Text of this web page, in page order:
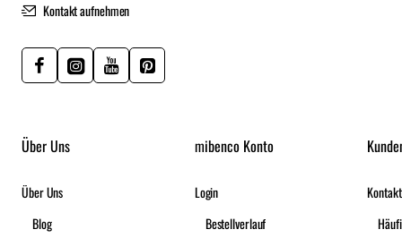
Kontakt aufnehmen
Über Uns
Über Uns
Blog
mibenco Konto
Login
Bestellverlauf
Kontakt